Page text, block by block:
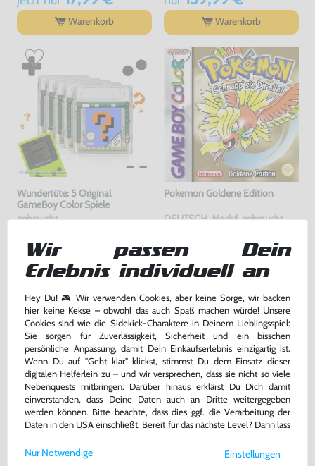
Warenkorb Warenkorb
Wundertüte: 5 Original
GameBoy Color Spiele
gebraucht
nur54,99 €
Warenkorb
Pokemon Goldene Edition
DEUTSCH, Modul, gebraucht
nur99,99 €
Warenkorb
DAS HABEN ANDERE DAZU
GEKAUFT
Wir passen Dein
Erlebnis individuell an
Hey Du! 🎮 Wir verwenden Cookies, aber keine Sorge, wir backen
hier keine Kekse – obwohl das auch Spaß machen würde! Unsere
Cookies sind wie die Sidekick-Charaktere in Deinem Lieblingsspiel:
Sie sorgen für Zuverlässigkeit, Sicherheit und ein bisschen
persönliche Anpassung, damit Dein Einkaufserlebnis einzigartig ist.
Wenn Du auf "Geht klar" klickst, stimmst Du dem Einsatz dieser
digitalen Helferlein zu – und wir versprechen, dass sie nicht so viele
Nebenquests mitbringen. Darüber hinaus erklärst Du Dich damit
einverstanden, dass Deine Daten auch an Dritte weitergegeben
werden können. Bitte beachte, dass dies ggf. die Verarbeitung der
Daten in den USA einschließt. Bereit für das nächste Level? Dann lass
Weitere Informationen zu den von uns verwendeten Cookies und
Einstellungen
Nur Notwendige